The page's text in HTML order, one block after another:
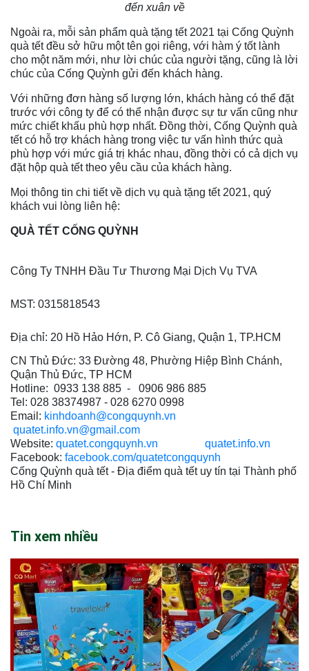
đến xuân về
Ngoài ra, mỗi sản phẩm quà tặng tết 2021 tại Cống Quỳnh
quà tết đều sở hữu một tên gọi riêng, với hàm ý tốt lành
cho một năm mới, như lời chúc của người tặng, cũng là lời
chúc của Cống Quỳnh gửi đến khách hàng.
Với những đơn hàng số lượng lớn, khách hàng có thể đặt
trước với công ty để có thể nhận được sự tư vấn cũng như
mức chiết khấu phù hợp nhất. Đồng thời, Cống Quỳnh quà
tết có hỗ trợ khách hàng trong việc tư vấn hình thức quà
phù hợp với mức giá trị khác nhau, đồng thời có cả dịch vụ
đặt hộp quà tết theo yêu cầu của khách hàng.
Mọi thông tin chi tiết về dịch vụ quà tặng tết 2021, quý
khách vui lòng liên hệ:
QUÀ TẾT CỐNG QUỲNH
Công Ty TNHH Đầu Tư Thương Mại Dịch Vụ TVA
MST: 0315818543
Địa chỉ: 20 Hồ Hảo Hớn, P. Cô Giang, Quận 1, TP.HCM
CN Thủ Đức: 33 Đường 48, Phường Hiệp Bình Chánh,
Quận Thủ Đức, TP HCM
Hotline: 0933 138 885 - 0906 986 885
Tel: 028 38374987 - 028 6270 0998
Email: kinhdoanh@congquynh.vn
quatet.info.vn@gmail.com
Website: quatet.congquynh.vn
quatet.info.vn
Facebook: facebook.com/quatetcongquynh
Cống Quỳnh quà tết - Địa điểm quà tết uy tín tại Thành phố
Hồ Chí Minh
Tin xem nhiều